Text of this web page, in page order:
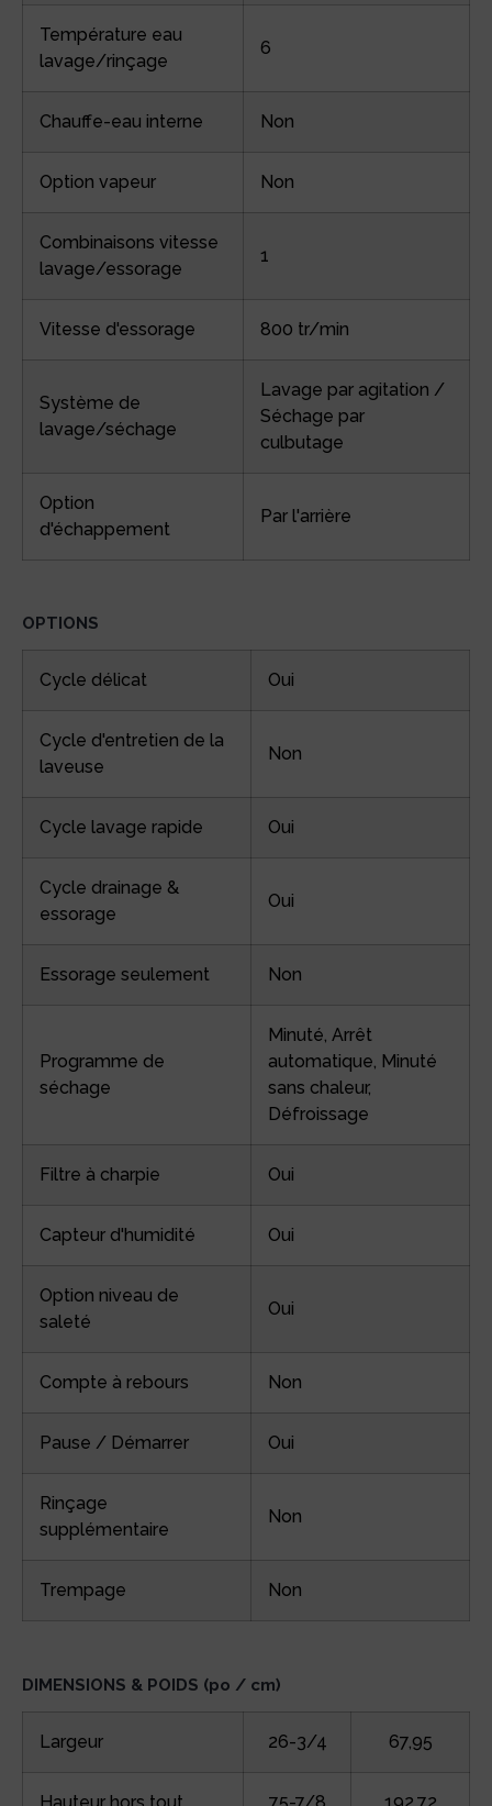
Température eau
lavage/rinçage
6
Chauffe-eau interne Non
Option vapeur Non
Combinaisons vitesse
lavage/essorage
1
Vitesse d'essorage 800 tr/min
Système de
lavage/séchage
Lavage par agitation /
Séchage par
culbutage
Option
d'échappement
Par l'arrière
OPTIONS
Cycle délicat Oui
Cycle d'entretien de la
laveuse
Non
Cycle lavage rapide Oui
Cycle drainage &
essorage
Oui
Essorage seulement Non
Programme de
séchage
Minuté, Arrêt
automatique, Minuté
sans chaleur,
Défroissage
Filtre à charpie Oui
Capteur d'humidité Oui
Option niveau de
saleté
Oui
Compte à rebours Non
Pause / Démarrer Oui
Rinçage
supplémentaire
Non
Trempage Non
DIMENSIONS & POIDS (po / cm)
Largeur 26-3/4 67,95